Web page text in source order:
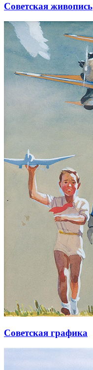
Советская живопись
Советская графика